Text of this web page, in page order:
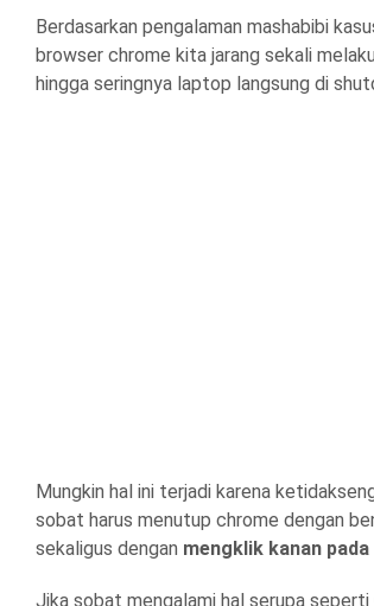
Berdasarkan pengalaman mashabibi
browser chrome kita jarang sekali
hingga seringnya laptop langsung di
Mungkin hal ini terjadi karena
sobat harus menutup chrome dengan
sekaligus dengan mengklik kanan
Jika sobat mengalami hal serupa